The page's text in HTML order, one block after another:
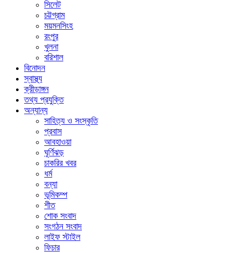
সিলেট
চট্টগ্রাম
ময়মনসিংহ
রংপুর
খুলনা
বরিশাল
বিনোদন
স্বাস্থ্য
ক্রীড়াঙ্গন
তথ্য প্রযুক্তি
অন্যান্য
সাহিত্য ও সংস্কৃতি
প্রবাস
আবহাওয়া
ঘূর্ণিঝড়
চাকরির খবর
ধর্ম
বন্যা
ভূমিকম্প
শীত
শোক সংবাদ
সংগঠন সংবাদ
লাইফ স্টাইল
ফিচার